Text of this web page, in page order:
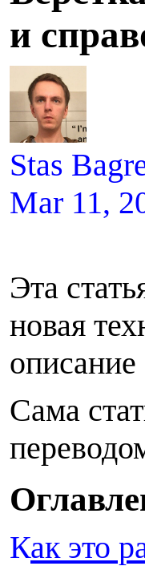
и
Stas
Mar 11,
Эта
новая
Сама
О
Как это